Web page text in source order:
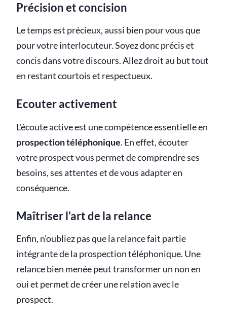
Précision et concision
Le temps est précieux, aussi bien pour vous que
pour votre interlocuteur. Soyez donc précis et
concis dans votre discours. Allez droit au but tout
en restant courtois et respectueux.
Ecouter activement
L'écoute active est une compétence essentielle en
prospection téléphonique. En effet, écouter
votre prospect vous permet de comprendre ses
besoins, ses attentes et de vous adapter en
conséquence.
Maîtriser l'art de la relance
Enfin, n'oubliez pas que la relance fait partie
intégrante de la prospection téléphonique. Une
relance bien menée peut transformer un non en
oui et permet de créer une relation avec le
prospect.